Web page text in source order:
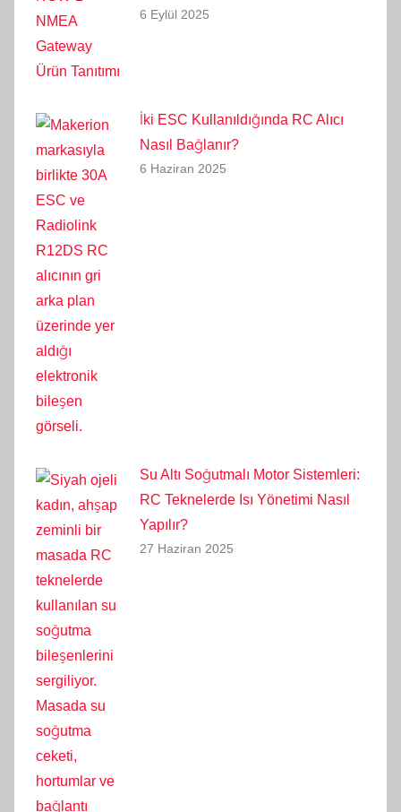
6 Eylül 2025
İki ESC Kullanıldığında RC Alıcı
Nasıl Bağlanır?
6 Haziran 2025
Su Altı Soğutmalı Motor Sistemleri:
RC Teknelerde Isı Yönetimi Nasıl
Yapılır?
27 Haziran 2025